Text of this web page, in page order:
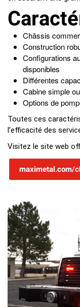
Châssis
Construction
Configurations
disponibles
Différentes
Cabine simple
Options de
Toutes ces
l’efficacité des
Visitez le site web
maximetal.com/